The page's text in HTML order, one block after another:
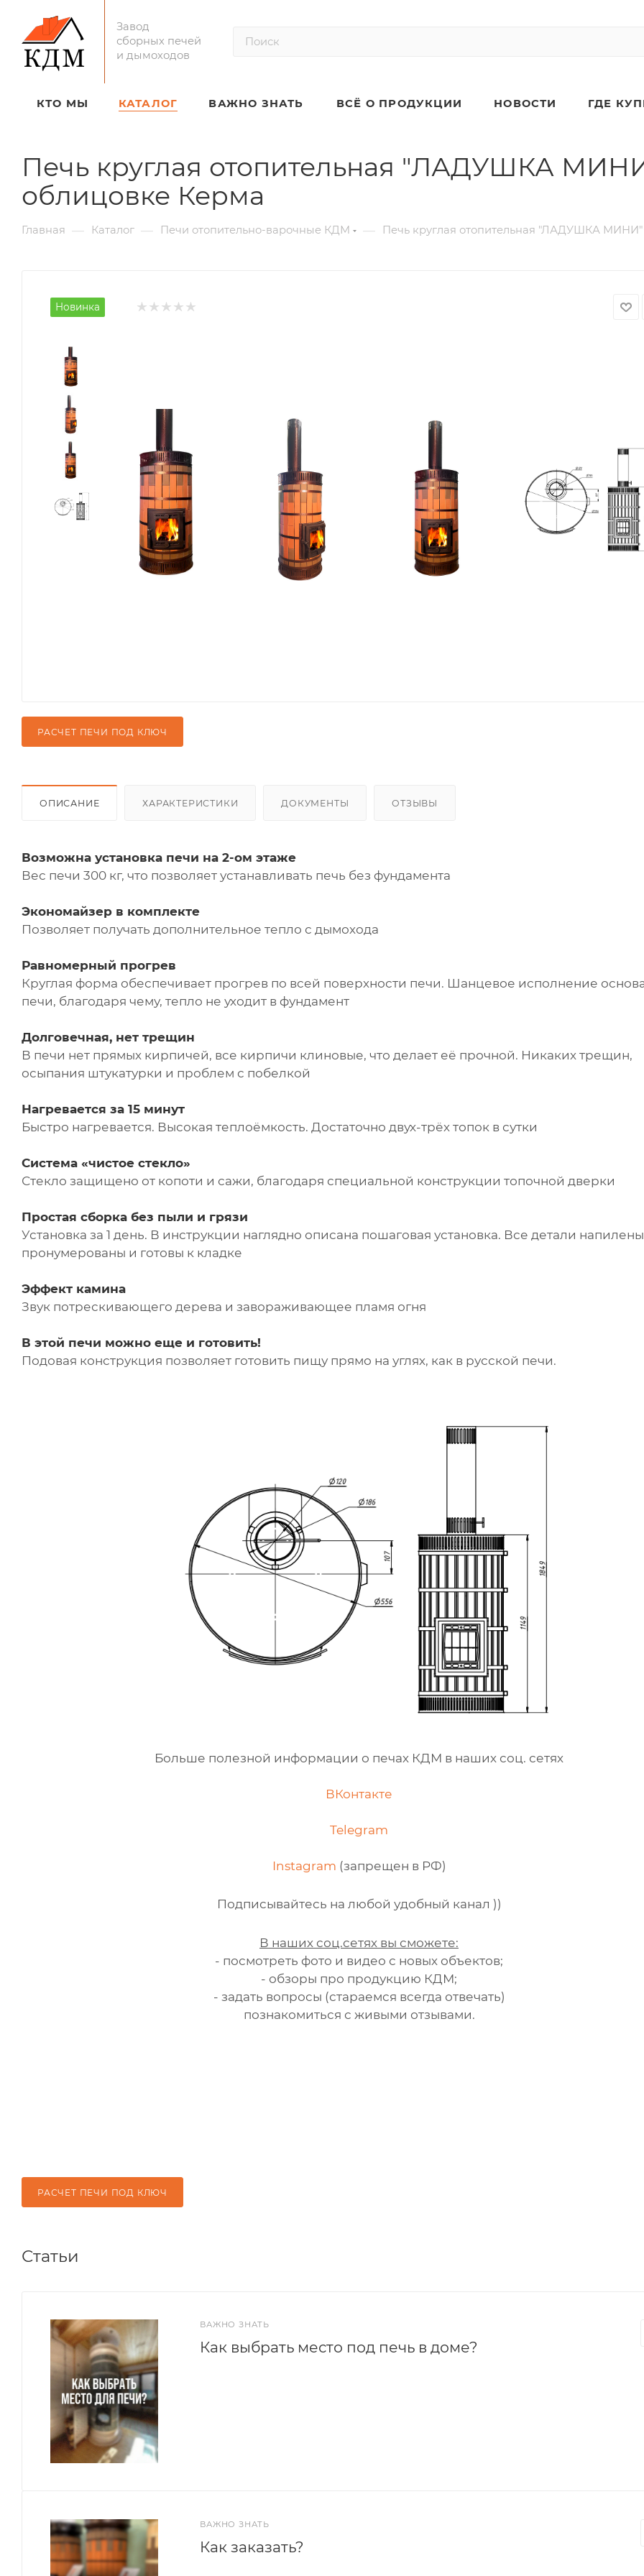
Завод
сборных печей
и дымоходов
КТО МЫ КАТАЛОГ ВАЖНО ЗНАТЬ ВСЁ О ПРОДУКЦИИ НОВОСТИ ГДЕ
Печь круглая отопительная "ЛАДУШКА
облицовке Керма
Главная — Каталог — Печи отопительно-варочные КДМ — Печь круглая отопительная "ЛАДУШКА
Новинка
РАСЧЕТ ПЕЧИ ПОД КЛЮЧ
ОПИСАНИЕ ХАРАКТЕРИСТИКИ ДОКУМЕНТЫ ОТЗЫВЫ
Возможна установка печи на 2-ом этаже
Вес печи 300 кг, что позволяет устанавливать печь без фундамента
Экономайзер в комплекте
Позволяет получать дополнительное тепло с дымохода
Равномерный прогрев
Круглая форма обеспечивает прогрев по всей поверхности печи. Шанцевое исполнение
печи, благодаря чему, тепло не уходит в фундамент
Долговечная, нет трещин
В печи нет прямых кирпичей, все кирпичи клиновые, что делает её прочной. Никаких трещин,
осыпания штукатурки и проблем с побелкой
Нагревается за 15 минут
Быстро нагревается. Высокая теплоёмкость. Достаточно двух-трёх топок в сутки
Система «чистое стекло»
Стекло защищено от копоти и сажи, благодаря специальной конструкции топочной дверки
Простая сборка без пыли и грязи
Установка за 1 день. В инструкции наглядно описана пошаговая установка. Все детали
пронумерованы и готовы к кладке
Эффект камина
Звук потрескивающего дерева и завораживающее пламя огня
В этой печи можно еще и готовить!
Подовая конструкция позволяет готовить пищу прямо на углях, как в русской печи.
Больше полезной информации о печах КДМ в наших соц. сетях
ВКонтакте
Telegram
Instagram (запрещен в РФ)
Подписывайтесь на любой удобный канал ))
В наших соц.сетях вы сможете:
- посмотреть фото и видео с новых объектов;
- обзоры про продукцию КДМ;
- задать вопросы (стараемся всегда отвечать)
познакомиться с живыми отзывами.
РАСЧЕТ ПЕЧИ ПОД КЛЮЧ
Статьи
ВАЖНО ЗНАТЬ
Как выбрать место под печь в доме?
ВАЖНО ЗНАТЬ
Как заказать?